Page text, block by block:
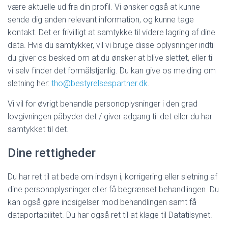
være aktuelle ud fra din profil. Vi ønsker også at kunne
sende dig anden relevant information, og kunne tage
kontakt. Det er frivilligt at samtykke til videre lagring af dine
data. Hvis du samtykker, vil vi bruge disse oplysninger indtil
du giver os besked om at du ønsker at blive slettet, eller til
vi selv finder det formålstjenlig. Du kan give os melding om
sletning her: tho@bestyrelsespartner.dk.
Vi vil for øvrigt behandle personoplysninger i den grad
lovgivningen påbyder det / giver adgang til det eller du har
samtykket til det.
Dine rettigheder
Du har ret til at bede om indsyn i, korrigering eller sletning af
dine personoplysninger eller få begrænset behandlingen. Du
kan også gøre indsigelser mod behandlingen samt få
dataportabilitet. Du har også ret til at klage til Datatilsynet.